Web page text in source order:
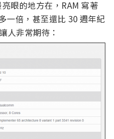
眼的地方在，RAM 寫著
一倍，甚至還比 30 週年紀
人非常期待：